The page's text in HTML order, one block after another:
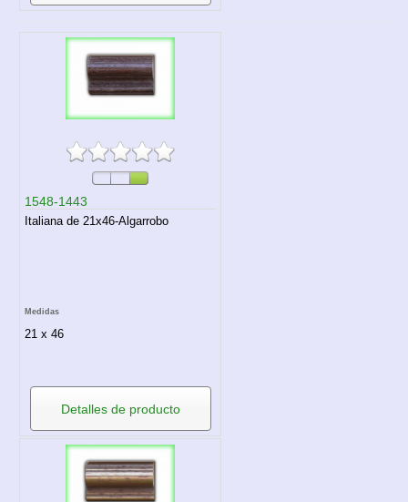
1548-1443
Italiana de 21x46-Algarrobo
Medidas
21 x 46
Detalles de producto